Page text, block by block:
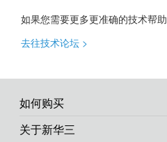
如果您需要更多更准确的技术帮助
去往技术论坛 >
如何购买
关于新华三